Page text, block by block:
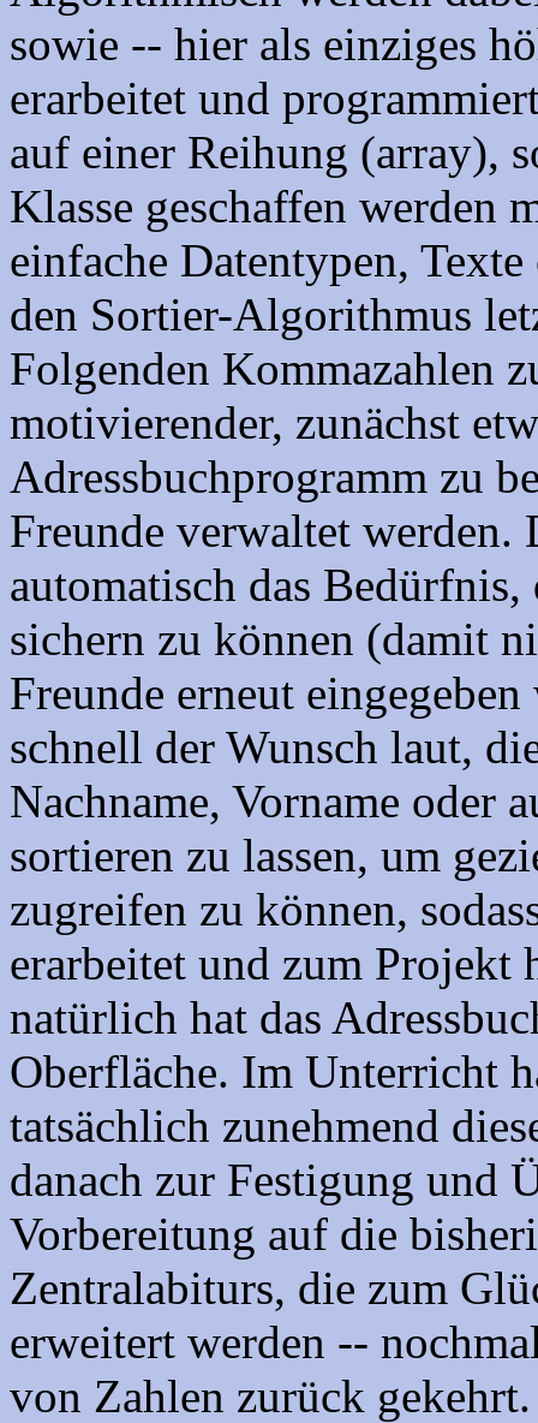
sowie -- hier als einziges
erarbeitet und
auf einer Reihung (array),
Klasse geschaffen werden
einfache Datentypen,
den Sortier-Algorithmus
Folgenden Kommazahlen
motivierender, zunächst
Adressbuchprogramm zu
Freunde verwaltet werden.
automatisch das Bedürfnis,
sichern zu können (damit
Freunde erneut
schnell der Wunsch laut,
Nachname, Vorname oder
sortieren zu lassen, um
zugreifen zu können,
erarbeitet und zum Projekt
natürlich hat das
Oberfläche. Im Unterricht
tatsächlich zunehmend
danach zur Festigung und
Vorbereitung auf die
Zentralabiturs, die zum
erweitert werden --
von Zahlen zurück gekehrt.